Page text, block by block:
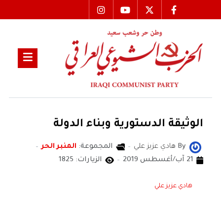
الوثيقة الدستورية وبناء الدولة
By هادي عزيز علي المجموعة: المنبر الحر
21 آب/أغسطس 2019
الزيارات: 1825
هادي عزيز علي